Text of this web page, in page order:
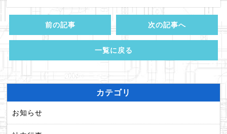
前の記事 次の記事へ
一覧に戻る
カテゴリ
お知らせ